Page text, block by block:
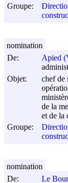
Groupe:
De:
Apied
Objet:
chef de
de la
et de la
Groupe:
nomination
De:
Le
nomination